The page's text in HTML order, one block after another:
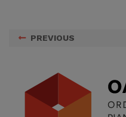
PREVIOUS